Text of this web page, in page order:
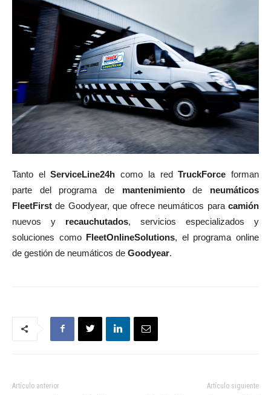
Tanto elServiceLine24h como la redTruckForceforman
parte del programa de mantenimientode neumáticos
FleetFirst de Goodyear, que ofrece neumáticos para camión
nuevos y recauchutados, servicios especializados y
soluciones como FleetOnlineSolutions, el programa online
de gestión de neumáticos de Goodyear.
Artículo anterior Artículo siguiente